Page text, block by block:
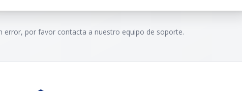
error, por favor contacta a nuestro equipo de soporte.